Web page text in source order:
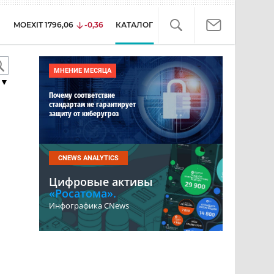
MOEXIT 1796,06 -0,36 КАТАЛОГ
▼
МНЕНИЕ МЕСЯЦА
Почему соответствие
стандартам не гарантирует
защиту от киберугроз
CNEWS ANALYTICS
Цифровые активы
«Росатома».
Инфографика CNews